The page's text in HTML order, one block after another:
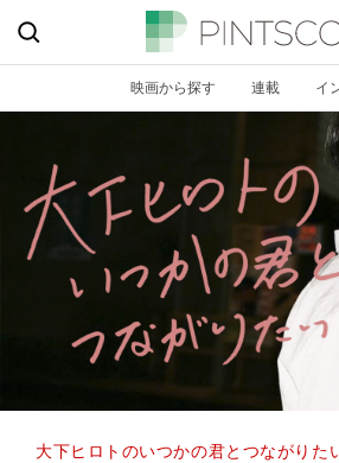
映画から探す 連載 イ
大下ヒロトのいつかの君とつながりた